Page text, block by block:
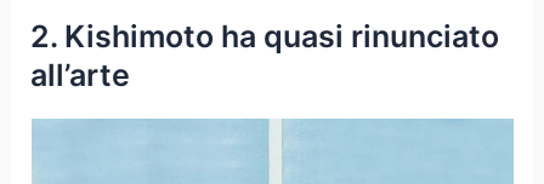
2. Kishimoto ha quasi rinunciato
all’arte